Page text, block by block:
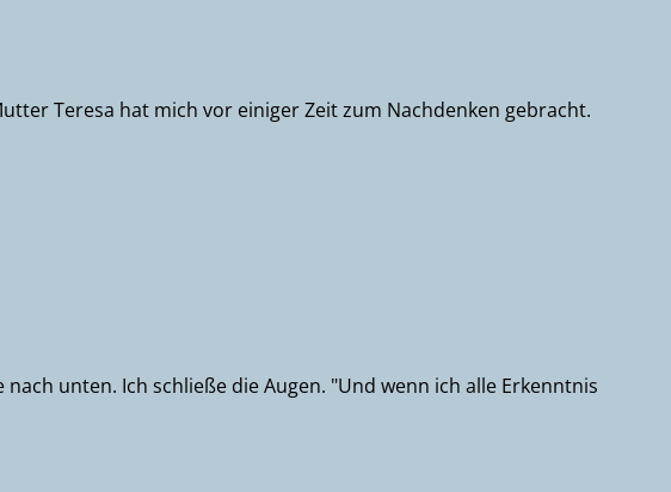
Teresa hat mich vor einiger Zeit zum Nachdenken gebracht.
unten. Ich schließe die Augen. "Und wenn ich alle Erkenntnis